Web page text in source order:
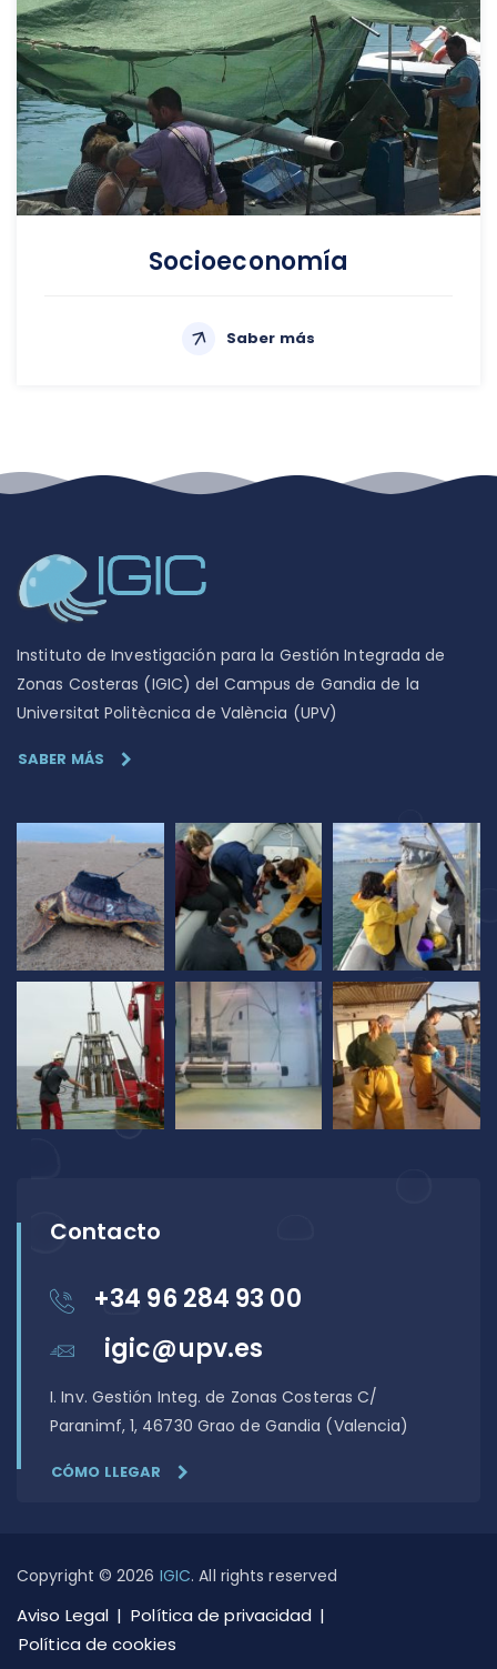
Socioeconomía
Saber más
Instituto de Investigación para la Gestión Integrada de
Zonas Costeras (IGIC) del Campus de Gandia de la
Universitat Politècnica de València (UPV)
SABER MÁS
Contacto
+34 96 284 93 00
igic@upv.es
I. Inv. Gestión Integ. de Zonas Costeras C/
Paranimf, 1, 46730 Grao de Gandia (Valencia)
CÓMO LLEGAR
Copyright © 2026 IGIC. All rights reserved
Aviso Legal
Política de privacidad
Política de cookies